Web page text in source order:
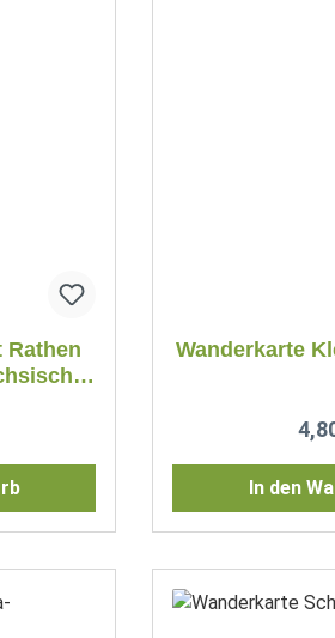
Rathen
Wanderkarte
In den